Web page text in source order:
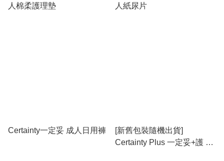
人棉柔護理墊
人紙尿片
Certainty一定妥 成人日用褲
[新舊包裝隨機出貨]
Certainty Plus 一定妥+護 成